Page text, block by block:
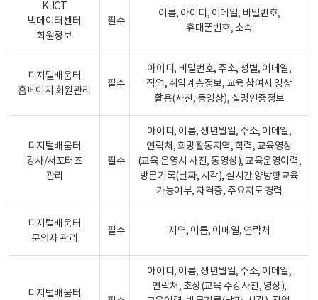
K-ICT
빅데이터센터
회원정보
필수
이름, 아이디, 이메일, 비밀번호,
휴대폰번호, 소속
디지털배움터
홈페이지 회원관리
필수
아이디, 비밀번호, 주소, 성별, 이메일,
직업, 취약계층정보, 교육 참여시 영상
촬용(사진, 동영상), 실명인증정보
디지털배움터
강사/서포터즈
관리
필수
아이디, 이름, 생년월일, 주소, 이메일,
연락처, 희망활동지역, 학력, 교육영상
(교육 운영시 사진, 동영상), 교육운영이력,
방문기록(날짜, 시각), 실시간 양방향교육
가능여부, 자격증, 주요지도 경력
디지털배움터
문의자 관리
필수 지역, 이름, 이메일, 연락처
디지털배움터
아이디, 이름, 생년월일, 주소, 이메일,
연락처, 초상(교육 수강사진, 영상),